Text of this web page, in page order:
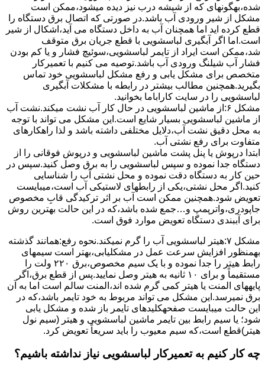
ﺷﺪه،بهگونهای ﮐﻪ از ﺷﯿﺸﻪ درب ﻧﯿﺰ دﯾﺪه میشود،ممکن است
مشکل از شیر ورودی آب باشد.در صورتی که اتصال برق دستگاه را
قطع کرده اید اما همچنان آب به داخل دستگاه می آید،اشکال از شیر
است.اما اگر آبگیری لباسشویی با قطع جریان برق متوقف
شد،ممکن است ایراد از تایمر لباسشویی،سوئیچ فشار و یا کم بودن
فشار آب شیلنگ ورودی آب باشد.توصیه می کنیم با تعمیرکار
متخصص برای مشکل یابی و رفع مشکل لباسشویی خود تماس
بگیرید.همچنین مطالب بیشتر در رابطه با مشکلات آبگیری
لباسشویی را در سایت کاراباما بخوانید.
مشکل ۶:از ﻣﺎﺷﯿﻦ لباسشویی در ﺣﺎل ﮐﺎر آب ﻧﺸﺖ میکند.نشت آب
از ماشین لباسشویی بسیار شایع است.این مشکل می تواند با توجه
به محل دقیق نشت آب،دلایل مختلفی داشته باشد و لذا راهکارهای
متفاوت برای رفع نشتی آب.
ابتدا درپوش یا پنل ﭘﺸﺖ ﻣﺎﺷﯿﻦ لباسشویی و درپوش ﻓﻮﻗﺎﻧﯽ را از
دستگاه ﺟﺪا ﻧﻤﻮده و ﺳﭙﺲ لباسشویی را ﺑﻪ ﺑﺮق وصل ﮐﻨﯿﺪ.سپس در
حین کار به دستگاه دقت نموده و ﻣﺤﻞ نشتی آب را ﺷﻨﺎﺳﺎﯾﯽ
کنید.اﮔﺮ ﻣﺤﻞ نشتی،ﯾﮑﯽ از رابطهای ﻻﺳﺘﯿﮑﯽ آب اﺳﺖ،میبایست
ﺗﻌﻮﯾﺾ شود.همچنین ﻣﻤﮑﻦ اﺳﺖ آب بر اثر ﺗﺮﮐﯿﺪﮔﯽ قابِ ﻣﺨﺼﻮص
ﺟﺎﭘﻮدری،واترپمپ و…جمع شده ﺑﺎﺷﺪ،ﮐﻪ در این حالت بهترین روش
برای آببندی دستگاه ﺗﻌﻮﯾﺾ ﻣﻮارد ﻓﻮق اﺳﺖ.
مشکل ۷:ﻫﯿﺘﺮ لباسشویی آب را ﮔﺮم نمیکند.نحوه رﻓﻊ:ﻫﻤﺎﻧﻨﺪ ﮔﺬﺷﺘﻪ
بهمنظور اﻓﺰاﯾﺶ ﺳﺮﻋﺖ ﻋﻤﻞ در مشکلیابی،بهتر است سیمهای
راﺑﻂ ﻫﯿﺘﺮ را ﺟﺪا ﻧﻤﻮده و ﺑﺎ ﯾﮏ ﺳﯿﻢ ﻣﺨﺼﻮص،برق ۲۲۰ ولت را
مستقیماً و برای ۱۰ ﺛﺎﻧﯿﻪ ﺑﻪ ﻫﯿﺘﺮ وصل نمایید.ﭘﺲ از ﻗﻄﻊ ﺑﺮق،اﮔﺮ
پایههای اﻟﻤﻨﺖ یا هیتر کمی ﮔﺮم ﺷﺪه اند،اﻟﻤﻨﺖ ﺳﺎﻟﻢ است اما ﺑﻪ آن
ﺑﺮق نمیرسد.اﯾﻦ ﻣﺸﮑﻞ می تواند مربوط به ﺧﻮد ﺗﺎﯾﻤﺮ باشد،ﮐﻪ در
این حالت میبایست صفحهکلیدهای ﺗﺎﯾﻤﺮ باز شده و مشکل یابی
شود؛ ﯾﺎ ﺳﯿﻢ راﺑﻂ ﺑﯿﻦ ﺗﺎﯾﻤﺮ ماشین لباسشویی و ﻫﯿﺘﺮ (سیم ﻧﻮل
ﻫﯿﺘﺮ)ﻗﻄﻊ اﺳﺖ،ﮐﻪ ﺳﯿﻢ ﻣﻌﯿﻮب را ﺑﺎﯾﺪ سریعاً ﺗﻌﻮﯾﺾ کرد.
چه کار کنیم به تعمیرکار لباسشویی نیاز نداشته باشیم؟